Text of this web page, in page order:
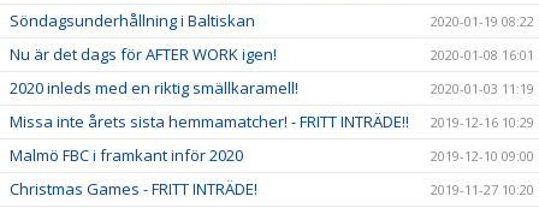
Söndagsunderhållning i Baltiskan 2020-01-19 08:22
Nu är det dags för AFTER WORK igen! 2020-01-08 16:01
2020 inleds med en riktig smällkaramell! 2020-01-03 11:19
Missa inte årets sista hemmamatcher! - FRITT INTRÄDE!! 2019-12-16 10:29
Malmö FBC i framkant inför 2020 2019-12-10 09:00
Christmas Games - FRITT INTRÄDE! 2019-11-27 10:20